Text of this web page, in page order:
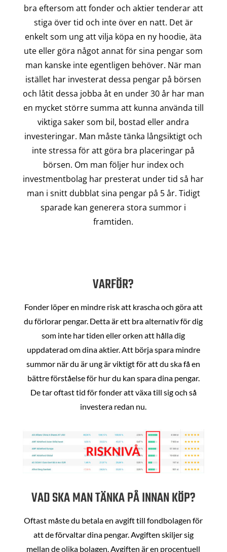
bra eftersom att fonder och aktier tenderar att
stiga över tid och inte över en natt. Det är
enkelt som ung att vilja köpa en ny hoodie, äta
ute eller göra något annat för sina pengar som
man kanske inte egentligen behöver. När man
istället har investerat dessa pengar på börsen
och låtit dessa jobba åt en under 30 år har man
en mycket större summa att kunna använda till
viktiga saker som bil, bostad eller andra
investeringar. Man måste tänka långsiktigt och
inte stressa för att göra bra placeringar på
börsen. Om man följer hur index och
investmentbolag har presterat under tid så har
man i snitt dubblat sina pengar på 5 år. Tidigt
sparade kan generera stora summor i
framtiden.
VARFÖR?
Fonder löper en mindre risk att krascha och göra att
du förlorar pengar. Detta är ett bra alternativ för dig
som inte har tiden eller orken att hålla dig
uppdaterad om dina aktier. Att börja spara mindre
summor när du är ung är viktigt för att du ska få en
bättre förståelse för hur du kan spara dina pengar.
De tar oftast tid för fonder att växa till sig och så
investera redan nu.
VAD SKA MAN TÄNKA PÅ INNAN KÖP?
Oftast måste du betala en avgift till fondbolagen för
att de förvaltar dina pengar. Avgiften skiljer sig
mellan de olika bolagen. Avgiften är en procentuell